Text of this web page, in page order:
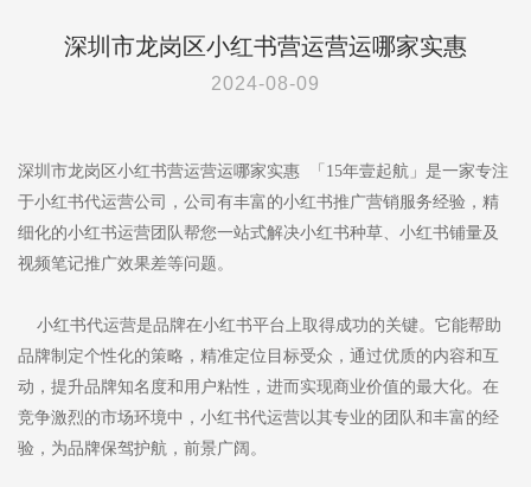
深圳市龙岗区小红书营运营运哪家实惠
2024-08-09
深圳市龙岗区小红书营运营运哪家实惠 「15年壹起航」是一家专注
于小红书代运营公司，公司有丰富的小红书推广营销服务经验，精
细化的小红书运营团队帮您一站式解决小红书种草、小红书铺量及
视频笔记推广效果差等问题。
小红书代运营是品牌在小红书平台上取得成功的关键。它能帮助
品牌制定个性化的策略，精准定位目标受众，通过优质的内容和互
动，提升品牌知名度和用户粘性，进而实现商业价值的最大化。在
竞争激烈的市场环境中，小红书代运营以其专业的团队和丰富的经
验，为品牌保驾护航，前景广阔。